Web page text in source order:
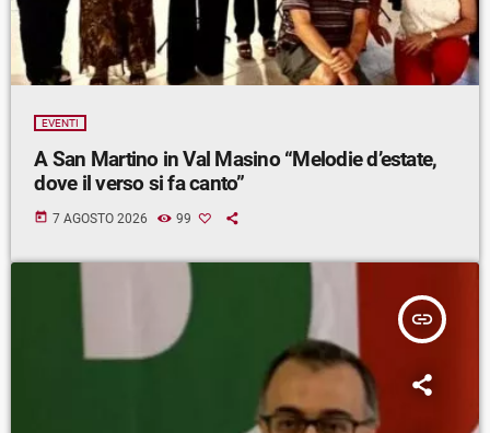
EVENTI
A San Martino in Val Masino “Melodie d’estate,
dove il verso si fa canto”
today 7 AGOSTO 2026 99
insert_link